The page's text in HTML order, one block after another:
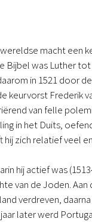
macht een
Bijbel was Luther
in 1521 door
keurvorst Frederik
van felle
in het Duits,
zich relatief veel
hij actief was
van de Joden.
verdreven,
later werd